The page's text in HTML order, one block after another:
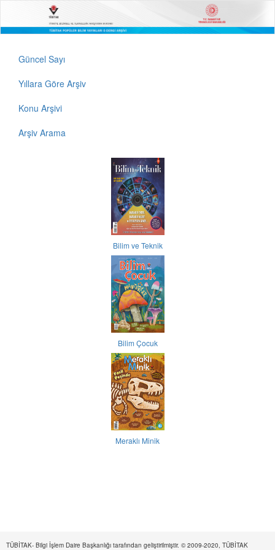
Güncel Sayı
Yıllara Göre Arşiv
Konu Arşivi
Arşiv Arama
Bilim ve Teknik
Bilim Çocuk
Meraklı Minik
TÜBİTAK- Bilgi İşlem Daire Başkanlığı tarafından geliştirilmiştir. © 2009-2020, TÜBİTAK